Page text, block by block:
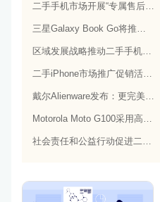
二手手机市场开展“专属售后”计划，提供更好的服务保障
三星Galaxy Book Go将推出：更轻巧的设计和更好的电池续航能力
区域发展战略推动二手手机市场的区域化和本地化发展
二手iPhone市场推广促销活动，提高平台的销售量
戴尔Alienware发布：更完美的游戏体验和更出色的性能
Motorola Moto G100采用高通骁龙870处理器和90Hz显示屏：性能和显示效果俱佳
社会责任和公益行动促进二手手机行业的品牌形象和社会认知